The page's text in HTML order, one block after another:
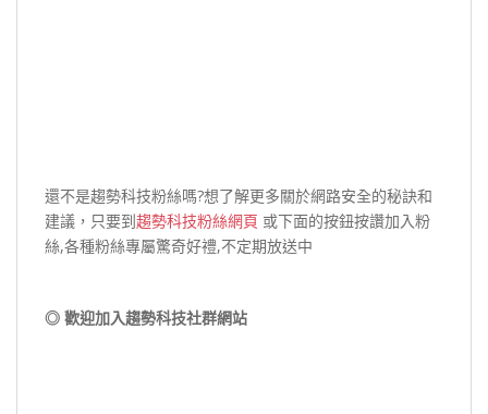
還不是趨勢科技粉絲嗎?想了解更多關於網路安全的秘訣和
建議，只要到趨勢科技粉絲網頁 或下面的按鈕按讚加入粉
絲,各種粉絲專屬驚奇好禮,不定期放送中
◎ 歡迎加入趨勢科技社群網站